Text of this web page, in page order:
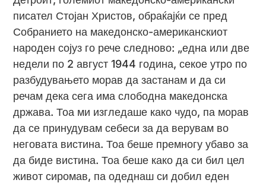
писател Стојан Христов, обраќајќи се пред
Собранието на македонско-американскиот
народен сојуз го рече следново: „една или две
недели по 2 август 1944 година, секое утро по
разбудувањето морав да застанам и да си
речам дека сега има слободна македонска
држава. Тоа ми изгледаше како чудо, па морав
да се принудувам себеси за да верувам во
неговата вистина. Тоа беше премногу убаво за
да биде вистина. Тоа беше како да си бил цел
живот сиромав, па одеднаш си добил еден